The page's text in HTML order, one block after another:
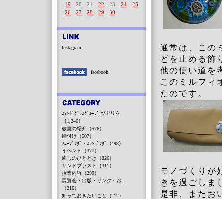
通常は、この
どを止める飾
他の使い道を
このミルフィ
たのです。
モノづくりが
きを過ごしま
是非、またお
19
20 21 22 23 24
25
26
27 28 29 30
Instagram
facebook
ｽﾃﾝﾄﾞｸﾞﾗｽｸﾞﾙｰﾌﾟ びどりを
（1,246）
教室の紹介（576）
絵付け（507）
ﾌｭｰｼﾞﾝｸﾞ・ｽﾗﾝﾋﾟﾝｸﾞ（498）
イベント（377）
癒しのひととき（326）
サンドブラスト（311）
授業内容（299）
展覧会・出版・リンク・お...
（216）
知っておきたいこと（212）